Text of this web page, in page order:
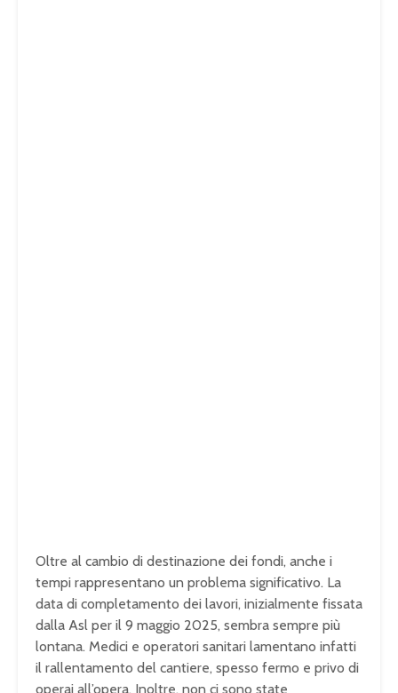
Oltre al cambio di destinazione dei fondi, anche i
tempi rappresentano un problema significativo. La
data di completamento dei lavori, inizialmente fissata
dalla Asl per il 9 maggio 2025, sembra sempre più
lontana. Medici e operatori sanitari lamentano infatti
il rallentamento del cantiere, spesso fermo e privo di
operai all’opera. Inoltre, non ci sono state